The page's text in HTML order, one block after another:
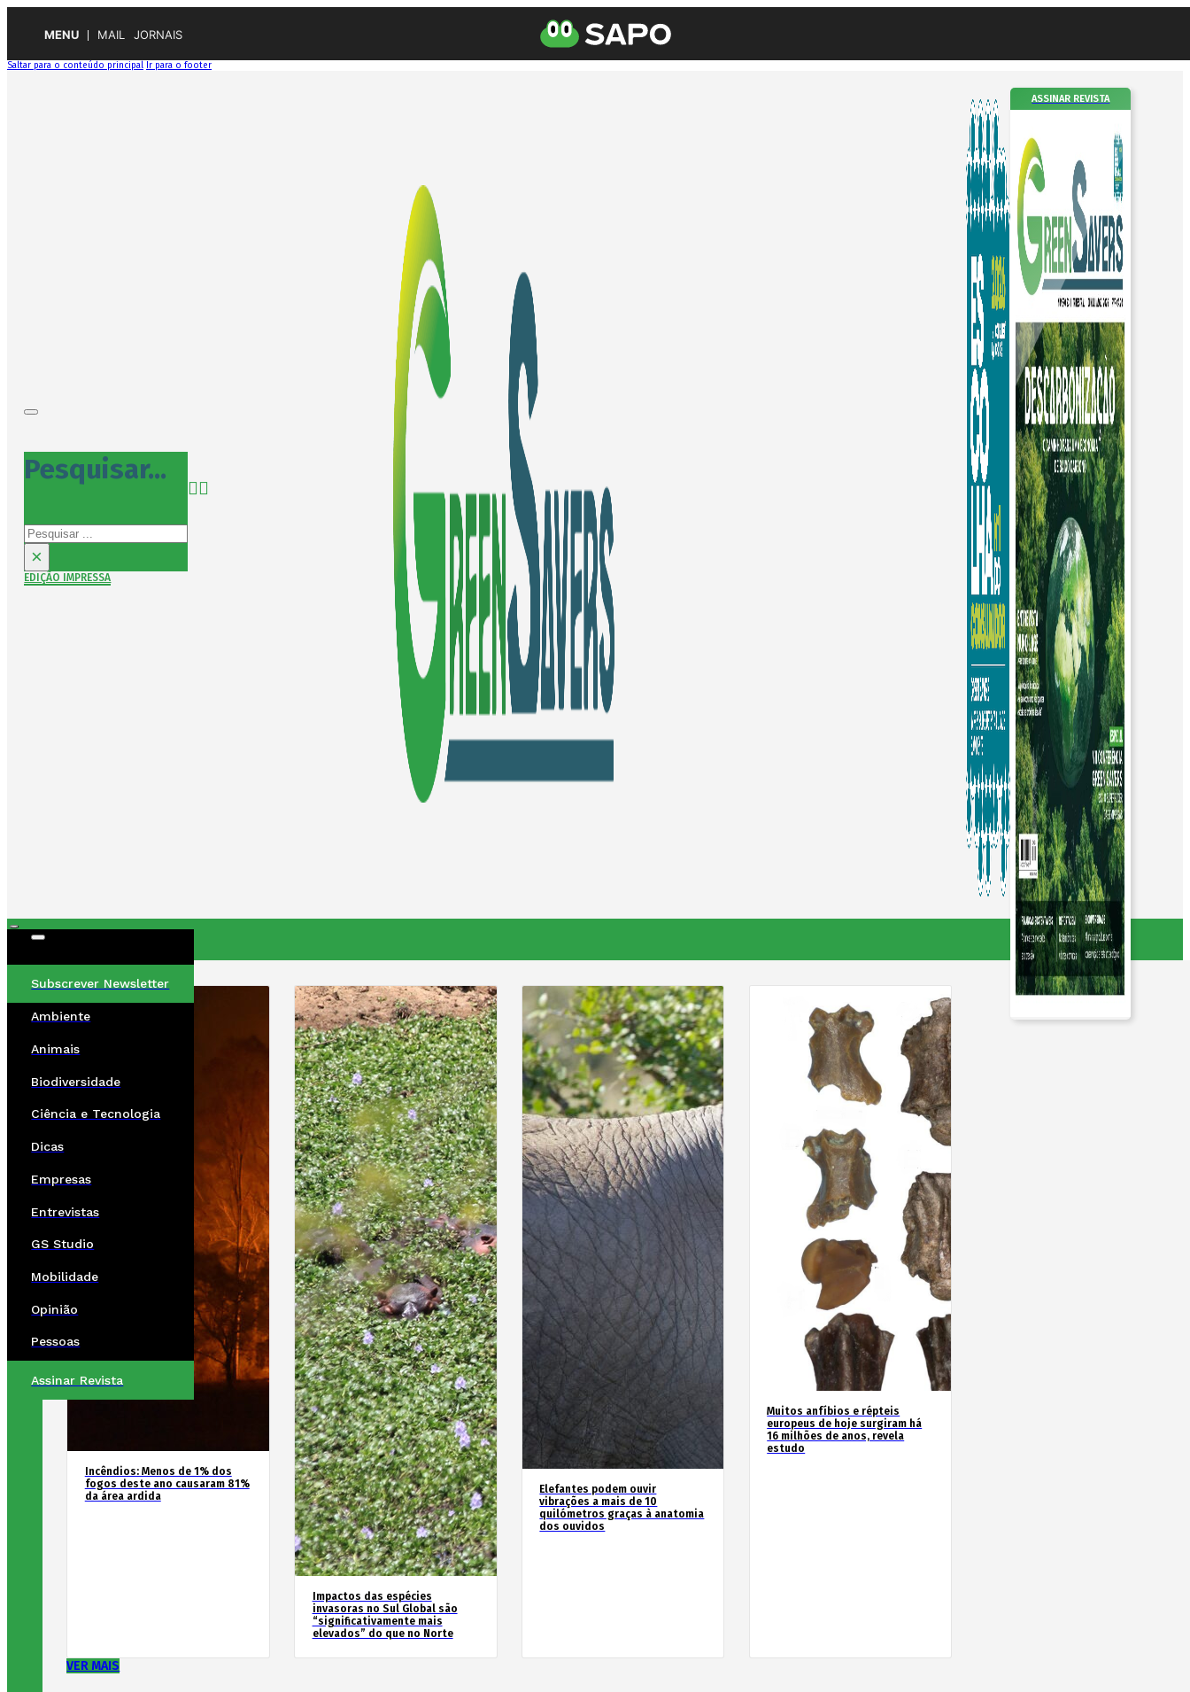
MENU MAIL JORNAIS
Saltar para o conteúdo principal Ir para o footer
Pesquisar...
Pesquisar
×
EDIÇÃO IMPRESSA
ASSINAR REVISTA
Subscrever Newsletter
Ambiente
Animais
Biodiversidade
Ciência e Tecnologia
Dicas
Empresas
Entrevistas
GS Studio
Mobilidade
Opinião
Pessoas
Assinar Revista
Incêndios: Menos de 1% dos
fogos deste ano causaram 81%
da área ardida
Impactos das espécies
invasoras no Sul Global são
“significativamente mais
elevados” do que no Norte
Elefantes podem ouvir
vibrações a mais de 10
quilómetros graças à anatomia
dos ouvidos
Muitos anfíbios e répteis
europeus de hoje surgiram há
16 milhões de anos, revela
estudo
VER MAIS